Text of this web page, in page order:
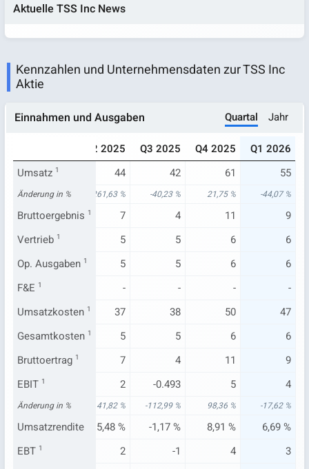
Aktuelle TSS Inc News
Kennzahlen und Unternehmensdaten zur TSS Inc
Aktie
Einnahmen und Ausgaben Quartal Jahr
Q2 2025 Q3 2025 Q4 2025
Q1 2026
Umsatz 1 44 42 61 55
Änderung in %
522,70 % 261,63 % -40,23 % 21,75 % -44,07 %
Bruttoergebnis 1
9 7 4 11
9
Vertrieb 1 5 5 6
6
Op. Ausgaben 1
5 5 5 6
6
F&E 1 - - -
-
Umsatzkosten 1
90 37 38 50
47
Gesamtkosten 1
5 5 5 6
6
Bruttoertrag 1
9 7 4 11
9
EBIT 1 2 -0.493 5 4
Änderung in %
1.677,08 % 41,82 % -112,99 % 98,36 % -17,62 %
Umsatzrendite
4,54 % 5,48 % -1,17 % 8,91 %
6,69 %
EBT 1 2 -1 4
3